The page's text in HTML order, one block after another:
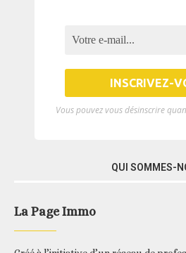
Vous pouvez vous désinscrire
QUI SOMMES-
La Page Immo